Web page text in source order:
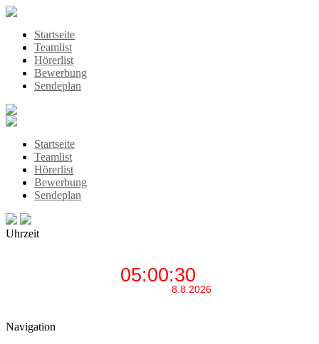
Startseite
Teamlist
Hörerlist
Bewerbung
Sendeplan
Startseite
Teamlist
Hörerlist
Bewerbung
Sendeplan
Uhrzeit
Navigation